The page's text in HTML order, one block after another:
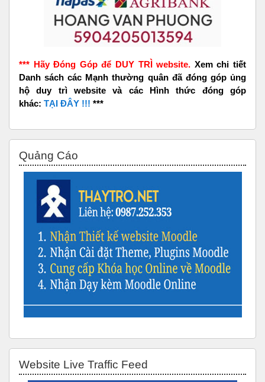
*** Hãy Đóng Góp để DUY TRÌ website. Xem chi tiết
Danh sách các Mạnh thường quân đã đóng góp ủng
hộ duy trì website và các Hình thức đóng góp
khác: TẠI ĐÂY !!! ***
Quảng Cáo
Website Live Traffic Feed